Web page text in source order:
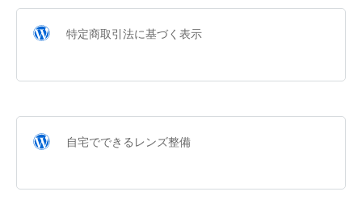
特定商取引法に基づく表示
自宅でできるレンズ整備